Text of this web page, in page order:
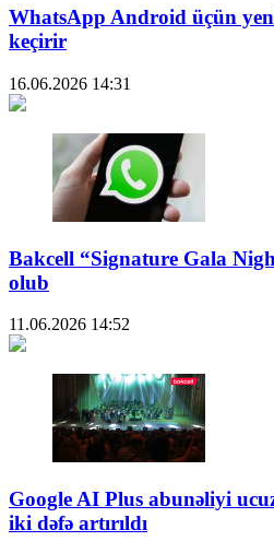
WhatsApp Android üçün
keçirir
16.06.2026 14:31
Bakcell “Signature Gala
olub
11.06.2026 14:52
Google AI Plus abunəliyi
iki dəfə artırıldı